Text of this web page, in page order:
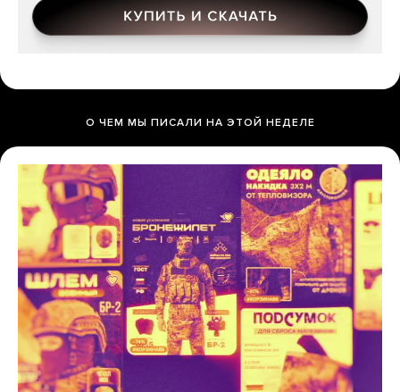
О ЧЕМ МЫ ПИСАЛИ НА ЭТОЙ НЕДЕЛЕ